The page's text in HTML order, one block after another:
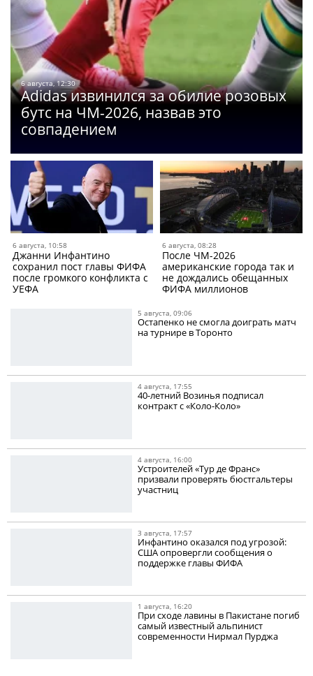
6 августа, 12:30
Adidas извинился за обилие розовых
бутс на ЧМ-2026, назвав это
совпадением
6 августа, 10:58
Джанни Инфантино
сохранил пост главы ФИФА
после громкого конфликта с
УЕФА
6 августа, 08:28
После ЧМ-2026
американские города так и
не дождались обещанных
ФИФА миллионов
5 августа, 09:06
Остапенко не смогла доиграть матч
на турнире в Торонто
4 августа, 17:55
40-летний Возинья подписал
контракт с «Коло-Коло»
4 августа, 16:00
Устроителей «Тур де Франс»
призвали проверять бюстгальтеры
участниц
3 августа, 17:57
Инфантино оказался под угрозой:
США опровергли сообщения о
поддержке главы ФИФА
1 августа, 16:20
При сходе лавины в Пакистане погиб
самый известный альпинист
современности Нирмал Пурджа